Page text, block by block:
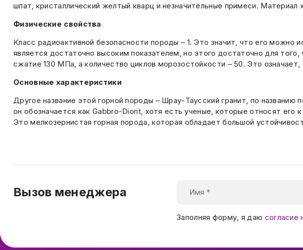
шпат, кристаллический желтый кварц и незначительные примеси.
Физические свойства
Класс радиоактивной безопасности породы – 1. Это значит, что его
является достаточно высоким показателем, но этого достаточно для
сжатие 130 МПа, а количество циклов морозостойкости – 50. Это
Основные характеристики
Другое название этой горной породы – Шрау-Таусский гранит, по
он обозначается как Gabbro-Diorit, хотя есть ученые, которые относят
Это мелкозернистая горная порода, которая обладает большой
Вызов менеджера
Заполняя форму, я даю согласие